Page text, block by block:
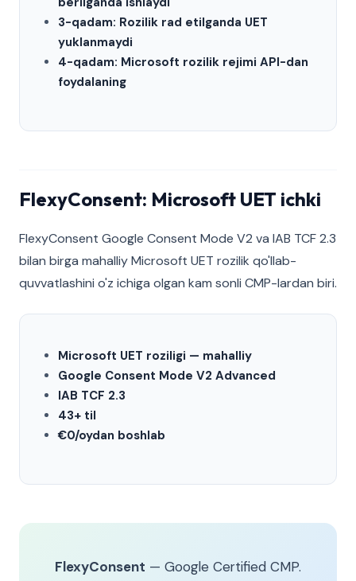
3-qadam: Rozilik rad etilganda UET
yuklanmaydi
4-qadam: Microsoft rozilik rejimi API-dan
foydalaning
FlexyConsent: Microsoft UET ichki
FlexyConsent Google Consent Mode V2 va IAB TCF 2.3
bilan birga mahalliy Microsoft UET rozilik qo'llab-
quvvatlashini o'z ichiga olgan kam sonli CMP-lardan biri.
Microsoft UET roziligi — mahalliy
Google Consent Mode V2 Advanced
IAB TCF 2.3
43+ til
€0/oydan boshlab
FlexyConsent — Google Certified CMP.